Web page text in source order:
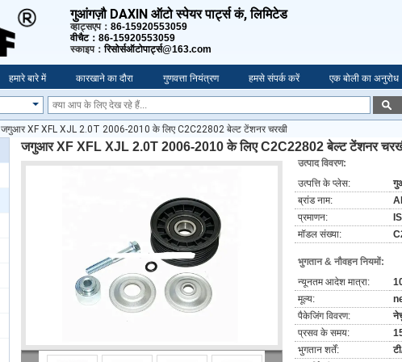
गुआंगज़ौ DAXIN ऑटो स्पेयर पार्ट्स कं, लिमिटेड
व्हाट्सएप： 86-15920553059
वीचैट：86-15920553059
स्काइप：रिसोर्सऑटोपार्ट्स@163.com
हमारे बारे में कारखाने का दौरा गुणवत्ता नियंत्रण हमसे संपर्क करें एक बोली का अनुरोध
जगुआर XF XFL XJL 2.0T 2006-2010 के लिए C2C22802 बेल्ट टेंशनर चरखी
जगुआर XF XFL XJL 2.0T 2006-2010 के लिए C2C22802 बेल्ट टेंशनर
उत्पाद विवरण:
उत्पत्ति के प्लेस:
ब्रांड नाम:
प्रमाणन:
मॉडल संख्या:
भुगतान & नौवहन नियमों:
न्यूनतम आदेश मात्रा:
मूल्य:
पैकेजिंग विवरण:
प्रसव के समय:
भुगतान शर्तें: